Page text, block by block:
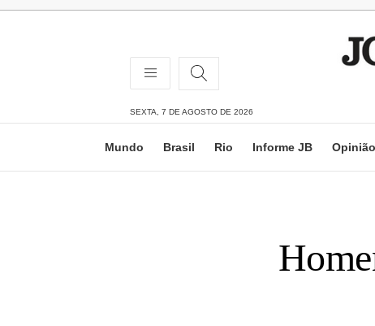
SEXTA, 7 DE AGOSTO DE 2026
Mundo Brasil Rio Informe JB Opinião